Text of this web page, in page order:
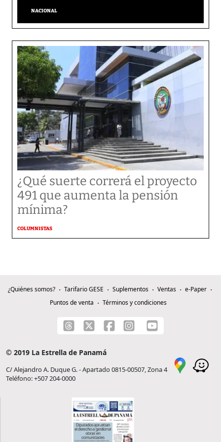
NACIONAL
¿Qué suerte correrá el proyecto
491 que aumenta la pensión
mínima?
COLUMNISTAS
¿Quiénes somos? Tarifario GESE Suplementos Ventas
e-Paper
Puntos de venta
Términos y condiciones
© 2019 La Estrella de Panamá
C/ Alejandro A. Duque G. - Apartado 0815-00507, Zona 4
Teléfono: +507 204-0000